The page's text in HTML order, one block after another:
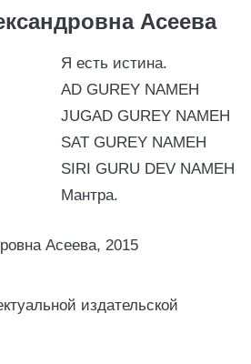
Асеева
Я есть истина.
AD GUREY NAMEH
JUGAD GUREY NAMEH
SAT GUREY NAMEH
SIRI GURU DEV NAMEH
Мантра.
Асеева, 2015
издательской